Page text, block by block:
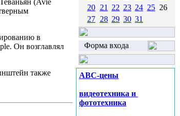
(Avie
в
Он возглавлял
также
20 21 22 23 24 25 26
27 28 29 30 31
Форма входа
ABC-цены
видеотехника и
фототехника